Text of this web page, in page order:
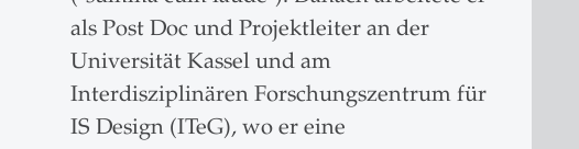
als Post Doc und Projektleiter an der
Universität Kassel und am
Interdisziplinären Forschungszentrum für
IS Design (ITeG), wo er eine